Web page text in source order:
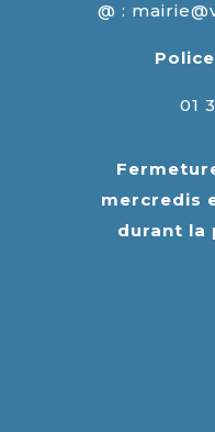
@ :
01
mercredis
durant la